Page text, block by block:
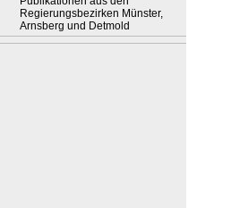
Regierungsbezirken Münster,
Arnsberg und Detmold